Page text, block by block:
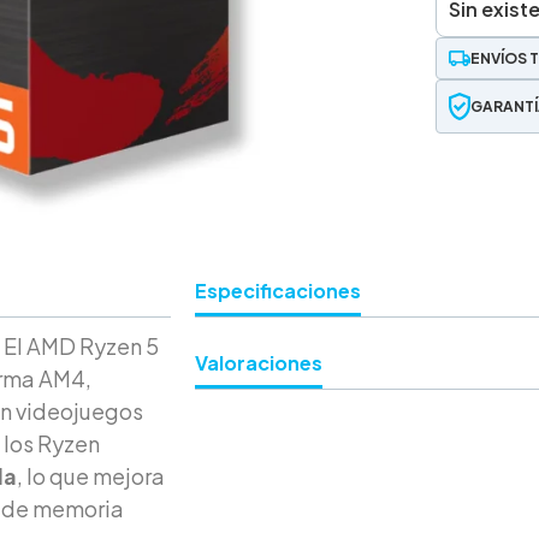
Sin
ENVÍOS
El AMD Ryzen 5
AM4,
videojuegos
Ryzen
, lo que mejora
memoria
Especificaciones
Valoraciones